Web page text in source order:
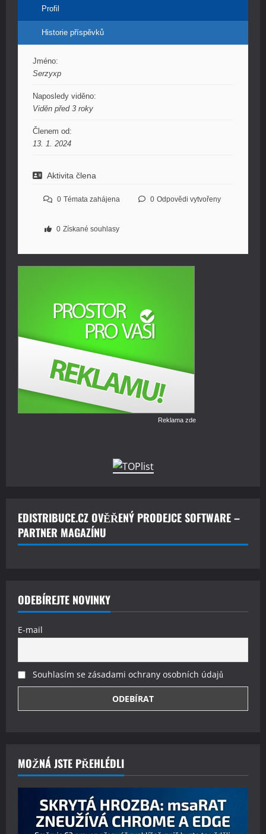
Profil
Historie příspěvků
Jméno:
Serzyxp
Naposledy viděno:
Viděn před 3 roky
Členem od:
13. 1. 2024
Aktivita člena
0 Témata zahájena 0 Odpovědi vytvořeny
0 Získané souhlasy
Reklama zde
EDISTRIBUCE.CZ OVĚŘENÝ PRODEJCE SOFTWARE –
PARTNER MAGAZÍNU
ODEBÍREJTE NOVINKY
E-mail
Souhlasím se zásadami ochrany osobních údajů
MOŽNÁ JSTE PŘEHLÉDLI